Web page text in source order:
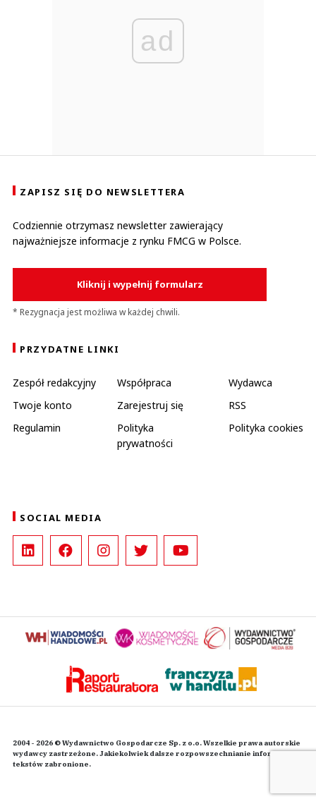
ad
ZAPISZ SIĘ DO NEWSLETTERA
Codziennie otrzymasz newsletter zawierający
najważniejsze informacje z rynku FMCG w Polsce.
Kliknij i wypełnij formularz
* Rezygnacja jest możliwa w każdej chwili.
PRZYDATNE LINKI
Zespół redakcyjny Współpraca
Wydawca
Twoje konto
Zarejestruj się
RSS
Regulamin
Polityka
prywatności
Polityka cookies
SOCIAL MEDIA
2004 - 2026 © Wydawnictwo Gospodarcze Sp. z o.o. Wszelkie prawa autorskie
wydawcy zastrzeżone. Jakiekolwiek dalsze rozpowszechnianie informacji i
tekstów zabronione.